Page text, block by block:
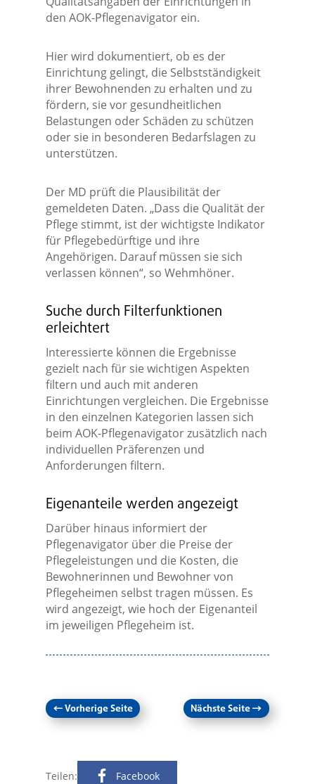
den AOK-Pflegenavigator ein.
Hier wird dokumentiert, ob es der
Einrichtung gelingt, die Selbstständigkeit
ihrer Bewohnenden zu erhalten und zu
fördern, sie vor gesundheitlichen
Belastungen oder Schäden zu schützen
oder sie in besonderen Bedarfslagen zu
unterstützen.
Der MD prüft die Plausibilität der
gemeldeten Daten. „Dass die Qualität der
Pflege stimmt, ist der wichtigste Indikator
für Pflegebedürftige und ihre
Angehörigen. Darauf müssen sie sich
verlassen können“, so Wehmhöner.
Suche durch Filterfunktionen
erleichtert
Interessierte können die Ergebnisse
gezielt nach für sie wichtigen Aspekten
filtern und auch mit anderen
Einrichtungen vergleichen. Die Ergebnisse
in den einzelnen Kategorien lassen sich
beim AOK-Pflegenavigator zusätzlich nach
individuellen Präferenzen und
Anforderungen filtern.
Eigenanteile werden angezeigt
Darüber hinaus informiert der
Pflegenavigator über die Preise der
Pflegeleistungen und die Kosten, die
Bewohnerinnen und Bewohner von
Pflegeheimen selbst tragen müssen. Es
wird angezeigt, wie hoch der Eigenanteil
im jeweiligen Pflegeheim ist.
←Vorherige Seite Nächste Seite→
Teilen: Facebook